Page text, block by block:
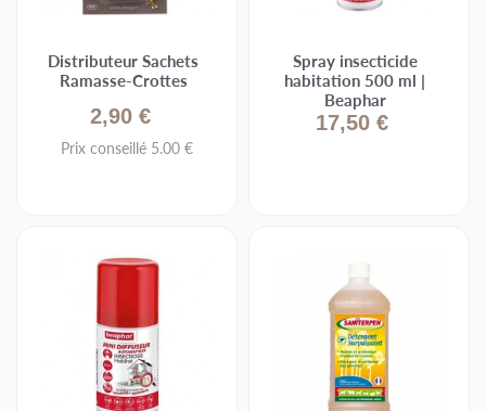
Distributeur Sachets
Ramasse-Crottes
2,90 €
Prix conseillé 5.00 €
Spray insecticide
habitation 500 ml |
Beaphar
17,50 €